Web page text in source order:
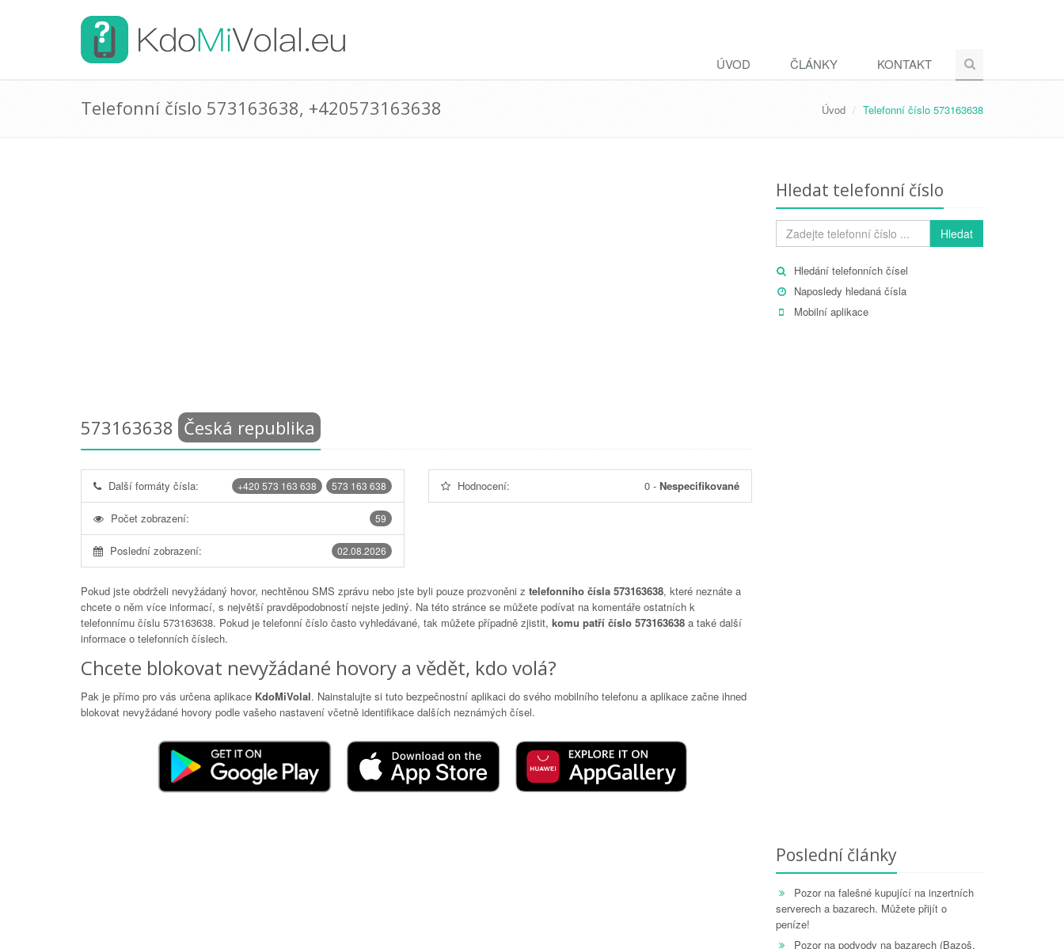
ÚVOD ČLÁNKY KONTAKT
Telefonní číslo 573163638, +420573163638 Úvod Telefonní číslo 573163638
573163638 Česká republika
573 163 638
+420 573 163 638
Další formáty čísla:
59
Počet zobrazení:
02.08.2026
Poslední zobrazení:
Hodnocení: 0- Nespecifikované
Pokud jste obdrželi nevyžádaný hovor, nechtěnou SMS zprávu nebo jste byli pouze prozvoněni z telefonního čísla 573163638, které neznáte a
chcete o něm více informací, s největší pravděpodobností nejste jediný. Na této stránce se můžete podívat na komentáře ostatních k
telefonnímu číslu 573163638. Pokud je telefonní číslo často vyhledávané, tak můžete případně zjistit, komu patří číslo 573163638 a také další
informace o telefonních číslech.
Chcete blokovat nevyžádané hovory a vědět, kdo volá?
Pak je přímo pro vás určena aplikace KdoMiVolal. Nainstalujte si tuto bezpečnostní aplikaci do svého mobilního telefonu a aplikace začne ihned
blokovat nevyžádané hovory podle vašeho nastavení včetně identifikace dalších neznámých čísel.
Hledat telefonní číslo
Hledat
Hledání telefonních čísel
Naposledy hledaná čísla
Mobilní aplikace
Poslední články
Pozor na falešné kupující na inzertních
serverech a bazarech. Můžete přijít o
peníze!
Pozor na podvody na bazarech (Bazoš,